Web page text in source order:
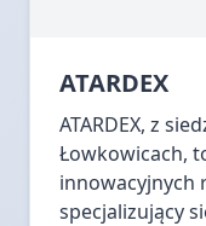
ATARDEX
ATARDEX, z
Łowkowicach,
innowacyjnych
specjalizujący